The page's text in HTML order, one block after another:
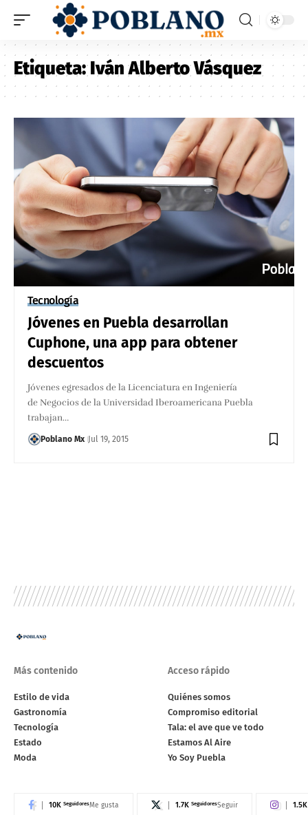
Etiqueta:Iván Alberto Vásquez
Tecnología
Jóvenes en Puebla desarrollan
Cuphone, una app para obtener
descuentos
Jóvenes egresados de la Licenciatura en Ingeniería
de Negocios de la Universidad Iberoamericana Puebla
trabajan…
Poblano Mx Jul 19, 2015
Más contenido
Estilo de vida
Gastronomía
Tecnología
Estado
Moda
Acceso rápido
Quiénes somos
Compromiso editorial
Tala: el ave que ve todo
Estamos Al Aire
Yo Soy Puebla
10K SeguidoresMe gusta 1.7K SeguidoresSeguir 1.5K